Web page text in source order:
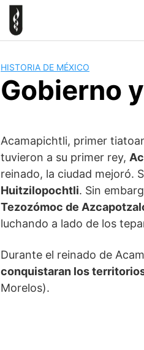
HISTORIA DE MÉXICO
Gobierno
Acamapichtli, primer
tuvieron a su primer rey,
reinado, la ciudad mejoró.
Huitzilopochtli. Sin
Tezozómoc de
luchando a lado de los
Durante el reinado de
conquistaran los
Morelos).